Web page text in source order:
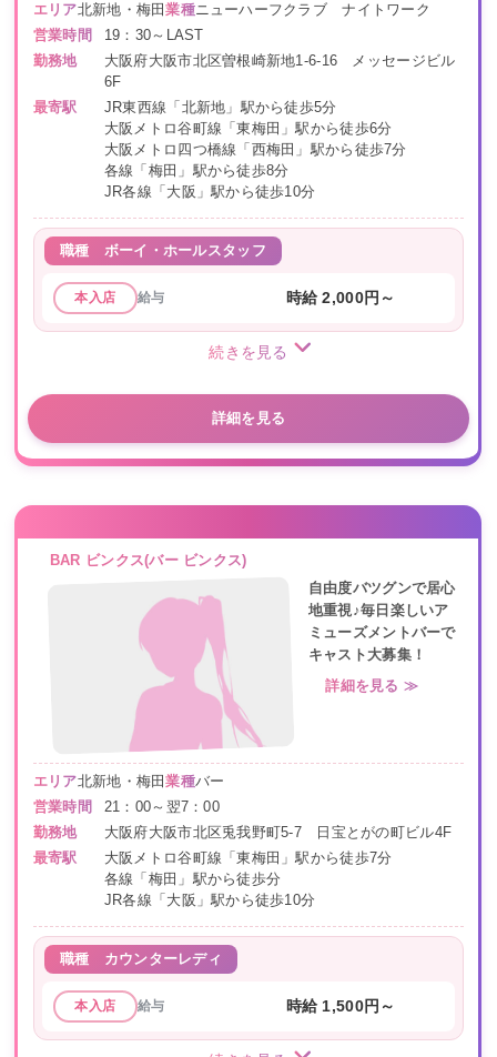
エリア北新地・梅田業種ニューハーフクラブ ナイトワーク
営業時間
19：30～LAST
勤務地
大阪府大阪市北区曽根崎新地1-6-16 メッセージビル
6F
最寄駅
JR東西線「北新地」駅から徒歩5分
大阪メトロ谷町線「東梅田」駅から徒歩6分
大阪メトロ四つ橋線「西梅田」駅から徒歩7分
各線「梅田」駅から徒歩8分
JR各線「大阪」駅から徒歩10分
職種 ボーイ・ホールスタッフ
本入店 給与 時給 2,000円～
続きを見る
詳細を見る
BAR ビンクス(バー ビンクス)
自由度バツグンで居心
地重視♪毎日楽しいア
ミューズメントバーで
キャスト大募集！
詳細を見る ≫
エリア北新地・梅田業種バー
営業時間
21：00～翌7：00
勤務地
大阪府大阪市北区兎我野町5-7 日宝とがの町ビル4F
最寄駅
大阪メトロ谷町線「東梅田」駅から徒歩7分
各線「梅田」駅から徒歩分
JR各線「大阪」駅から徒歩10分
職種 カウンターレディ
本入店 給与 時給 1,500円～